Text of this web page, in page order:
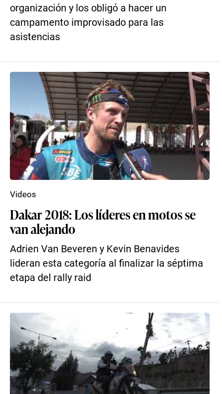
organización y los obligó a hacer un
campamento improvisado para las
asistencias
Dakar 2018: Los líderes en motos se
van alejando
Adrien Van Beveren y Kevin Benavides
lideran esta categoría al finalizar la séptima
etapa del rally raid
Videos